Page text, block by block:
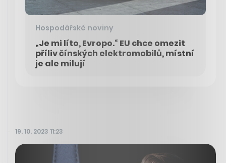
Hospodářské noviny
„Je mi líto, Evropo.“ EU chce omezit
příliv čínských elektromobilů, místní
je ale milují
19. 10. 2023 11:23